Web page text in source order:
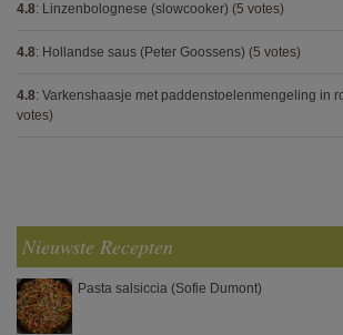
4.8: Linzenbolognese (slowcooker) (5 votes)
4.8: Hollandse saus (Peter Goossens) (5 votes)
4.8: Varkenshaasje met paddenstoelenmengeling in
votes)
Nieuwste Recepten
Pasta salsiccia (Sofie Dumont)